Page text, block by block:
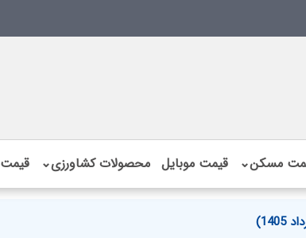
مسکن⌄ قیمت موبایل محصولات کشاورزی⌄